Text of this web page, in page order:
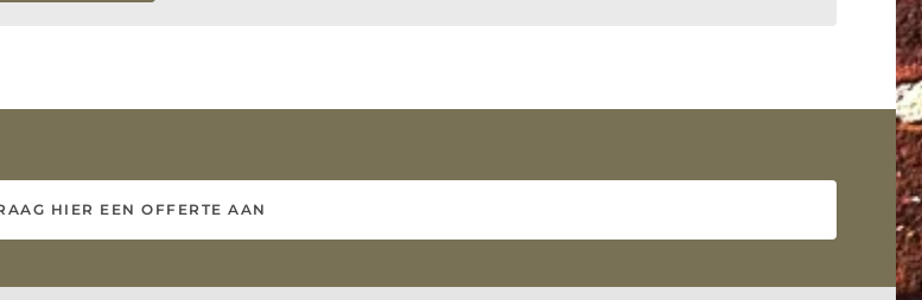
HIER EEN OFFERTE AAN